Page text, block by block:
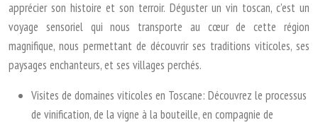
apprécier son histoire et son terroir. Déguster un vin toscan, c’est un
voyage sensoriel qui nous transporte au cœur de cette région
magnifique, nous permettant de découvrir ses traditions viticoles, ses
paysages enchanteurs, et ses villages perchés.
Visites de domaines viticoles en Toscane: Découvrez le processus
de vinification, de la vigne à la bouteille, en compagnie de